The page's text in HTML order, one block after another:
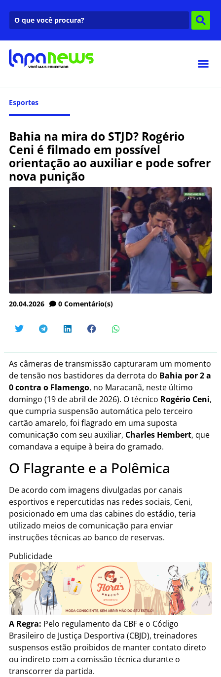
Esportes
Bahia na mira do STJD? Rogério
Ceni é filmado em possível
orientação ao auxiliar e pode sofrer
nova punição
20.04.2026 0 Comentário(s)
As câmeras de transmissão capturaram um momento
de tensão nos bastidores da derrota do Bahia por 2 a
0 contra o Flamengo, no Maracanã, neste último
domingo (19 de abril de 2026). O técnico Rogério Ceni,
que cumpria suspensão automática pelo terceiro
cartão amarelo, foi flagrado em uma suposta
comunicação com seu auxiliar, Charles Hembert, que
comandava a equipe à beira do gramado.
O Flagrante e a Polêmica
De acordo com imagens divulgadas por canais
esportivos e repercutidas nas redes sociais, Ceni,
posicionado em uma das cabines do estádio, teria
utilizado meios de comunicação para enviar
instruções técnicas ao banco de reservas.
Publicidade
A Regra: Pelo regulamento da CBF e o Código
Brasileiro de Justiça Desportiva (CBJD), treinadores
suspensos estão proibidos de manter contato direto
ou indireto com a comissão técnica durante o
transcorrer da partida.